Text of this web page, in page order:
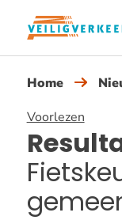
Overslaan
inhoud
Home
Voorlezen